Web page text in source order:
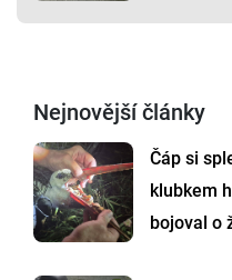
Nejnovější články
Čáp si
klubkem
bojoval o